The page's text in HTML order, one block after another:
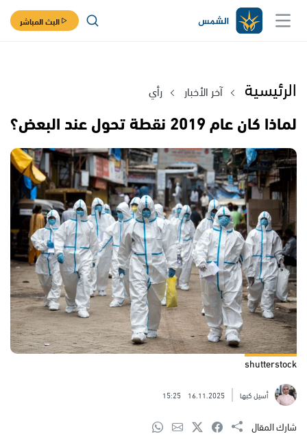
البث المباشر
الرئيسية آخر الأخبار رأي
لماذا كان عام 2019 نقطة تحول عند البعض؟
shutterstock
أسيل كبها 16.11.2025
15:25
شارك المقال